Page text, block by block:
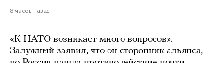
8 часов назад
«К НАТО возникает много вопросов».
Залужный заявил, что он сторонник альянса,